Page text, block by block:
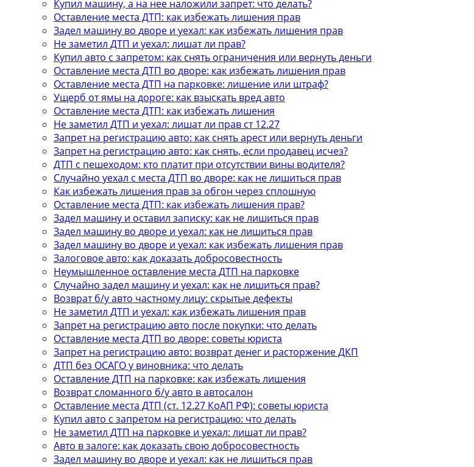
Купил машину, а на нее наложили запрет: что делать?
Оставление места ДТП: как избежать лишения прав
Задел машину во дворе и уехал: как избежать лишения прав
Не заметил ДТП и уехал: лишат ли прав?
Купил авто с запретом: как снять ограничения или вернуть деньги
Оставление места ДТП во дворе: как избежать лишения прав
Оставление места ДТП на парковке: лишение или штраф?
Ущерб от ямы на дороге: как взыскать вред авто
Оставление места ДТП: как избежать лишения
Не заметил ДТП и уехал: лишат ли прав ст 12.27
Запрет на регистрацию авто: как снять арест или вернуть деньги
Запрет на регистрацию авто: как снять, если продавец исчез?
ДТП с пешеходом: кто платит при отсутствии вины водителя?
Случайно уехал с места ДТП во дворе: как не лишиться прав
Как избежать лишения прав за обгон через сплошную
Оставление места ДТП: как избежать лишения прав?
Задел машину и оставил записку: как не лишиться прав
Задел машину во дворе и уехал: как не лишиться прав
Задел машину во дворе и уехал: как избежать лишения прав
Залоговое авто: как доказать добросовестность
Неумышленное оставление места ДТП на парковке
Случайно задел машину и уехал: как не лишиться прав?
Возврат б/у авто частному лицу: скрытые дефекты
Не заметил ДТП и уехал: как избежать лишения прав
Запрет на регистрацию авто после покупки: что делать
Оставление места ДТП во дворе: советы юриста
Запрет на регистрацию авто: возврат денег и расторжение ДКП
ДТП без ОСАГО у виновника: что делать
Оставление ДТП на парковке: как избежать лишения
Возврат сломанного б/у авто в автосалон
Оставление места ДТП (ст. 12.27 КоАП РФ): советы юриста
Купил авто с запретом на регистрацию: что делать
Не заметил ДТП на парковке и уехал: лишат ли прав?
Авто в залоге: как доказать свою добросовестность
Задел машину во дворе и уехал: как не лишиться прав